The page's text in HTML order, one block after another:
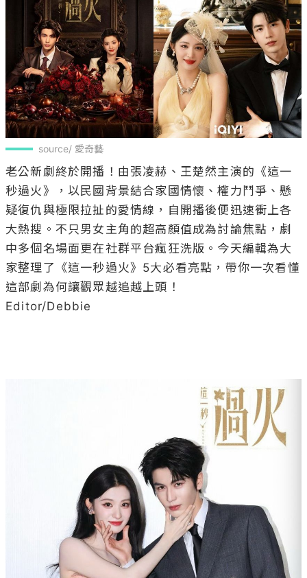
source/ 愛奇藝
老公新劇終於開播！由張凌赫、王楚然主演的《這一
秒過火》，以民國背景結合家國情懷、權力鬥爭、懸
疑復仇與極限拉扯的愛情線，自開播後便迅速衝上各
大熱搜。不只男女主角的超高顏值成為討論焦點，劇
中多個名場面更在社群平台瘋狂洗版。今天編輯為大
家整理了《這一秒過火》5大必看亮點，帶你一次看懂
這部劇為何讓觀眾越追越上頭！
Editor/Debbie